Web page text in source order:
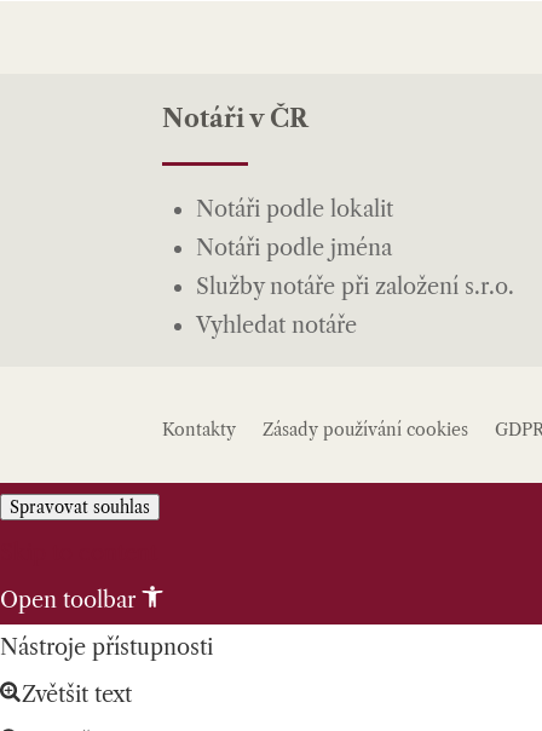
Notáři v ČR
Notáři podle lokalit
Notáři podle jména
Služby notáře při založení s.r.o.
Vyhledat notáře
Kontakty Zásady používání cookies
Spravovat souhlas
Open toolbar
Nástroje přístupnosti
Zvětšit text